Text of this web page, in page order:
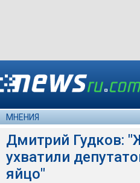
МНЕНИЯ
Дмитрий Гудков:
ухватили
яйцо"